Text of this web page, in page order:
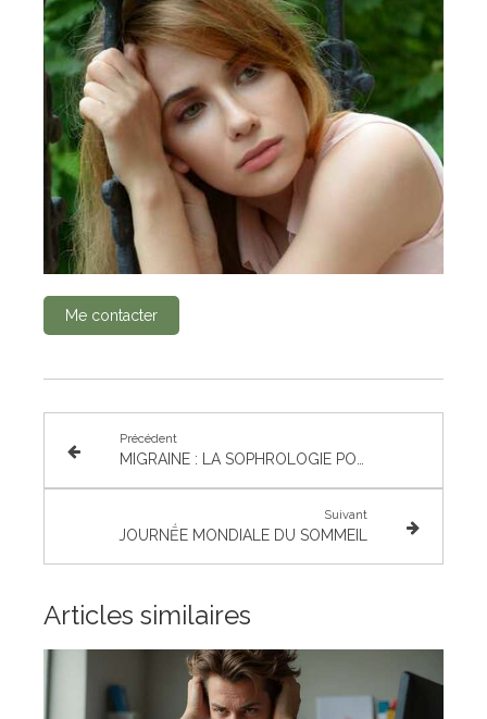
Me contacter
Précédent
MIGRAINE : LA SOPHROLOGIE POUR SOULAGER LES MAUX DE TETE ?
Suivant
JOURNḖE MONDIALE DU SOMMEIL
Articles similaires